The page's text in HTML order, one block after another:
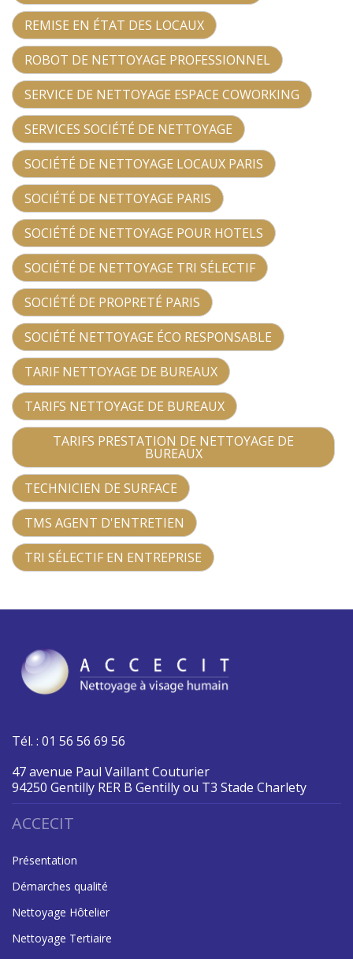
REMISE EN ÉTAT DES LOCAUX
ROBOT DE NETTOYAGE PROFESSIONNEL
SERVICE DE NETTOYAGE ESPACE COWORKING
SERVICES SOCIÉTÉ DE NETTOYAGE
SOCIÉTÉ DE NETTOYAGE LOCAUX PARIS
SOCIÉTÉ DE NETTOYAGE PARIS
SOCIÉTÉ DE NETTOYAGE POUR HOTELS
SOCIÉTÉ DE NETTOYAGE TRI SÉLECTIF
SOCIÉTÉ DE PROPRETÉ PARIS
SOCIÉTÉ NETTOYAGE ÉCO RESPONSABLE
TARIF NETTOYAGE DE BUREAUX
TARIFS NETTOYAGE DE BUREAUX
TARIFS PRESTATION DE NETTOYAGE DE
BUREAUX
TECHNICIEN DE SURFACE
TMS AGENT D'ENTRETIEN
TRI SÉLECTIF EN ENTREPRISE
Tél. : 01 56 56 69 56
47 avenue Paul Vaillant Couturier
94250 Gentilly RER B Gentilly ou T3 Stade Charlety
ACCECIT
Présentation
Démarches qualité
Nettoyage Hôtelier
Nettoyage Tertiaire